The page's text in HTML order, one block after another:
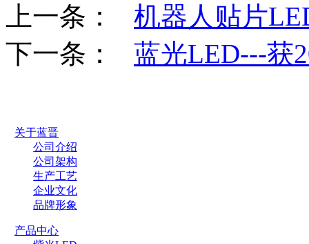
上一条： 机器人贴片
下一条： 蓝光LED---获
关于蓝晋
公司介绍
公司架构
生产工艺
企业文化
品牌形象
产品中心